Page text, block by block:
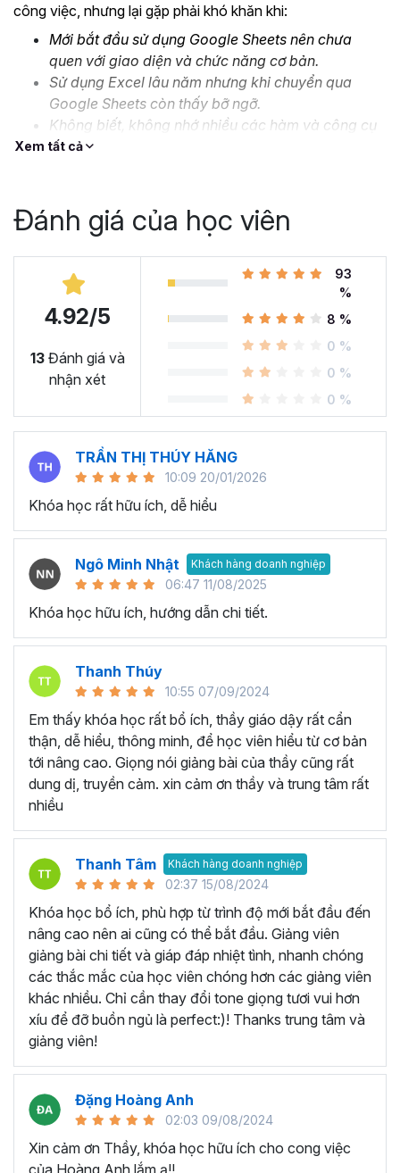
công việc, nhưng lại gặp phải khó khăn khi:
Mới bắt đầu sử dụng Google Sheets nên chưa
quen với giao diện và chức năng cơ bản.
Sử dụng Excel lâu năm nhưng khi chuyển qua
Google Sheets còn thấy bỡ ngỡ.
Không biết, không nhớ nhiều các hàm và công cụ
nâng cao.
….
Đó là lý do mà Gitiho cho ra mắt khóa họcGoogle Sheet
từ Cơ bản đến Nâng cao, công cụ thay thế Excel
bạn bắt đầu làm quen và ứng dụng thành thạo công cụ
này vào công việc. Cùng xem nhé!
Tại sao bạn nên học Google
Sheet?
rất nhiều. Thay vì gần như chỉ sử dụng
chuyển dịch nhiều sang các công cụ online và có khả
trình bảng tính trực tuyến phổ biến nhất cung cấp các giải
pháp mà nhiều công ty sử dụng được phát hành bởi
Google.
Tại sao tham gia khóa học
Google Sheet của Gitiho?
Khóa học Google Sheets thực hành cầm tay chỉ việc từ
cơ bản đến nâng cao giúp bạn tiếp thu và ứng dụng kiến
nhanh chóng và tiện lợi nhất bởi giảng viên dày dặn kinh
nghiệm.
Khóa Google Sheets bao gồm5 Chương, 45 bài giảng,
8h 48m giờ
đi từ phần kiến thức căn bản, các thao tác cơ
dụng kết hợp các hàm đểphân tích dữ liệuvà lập bản báo
cáo trên Google trang tính.
Bạn sẽ nắm vững các công thức mới và tìm hiểu chức
năng mới để có thể tìm ra những cách tốt hơn để thiết lập
bảng tính hiện có của mình. Khóa học Google Sheets
online này có rất nhiều ví dụ thực tế trong công việc, giúp
bạn hình thành tư duy xử lý vấn đề với Google Sheet.
Khóa học Google Sheet này
dành cho ai?
trong công việc, thì khóa học này hoàn toàn phù hợp với
bạn. Đặc biệt là với:
Người mới bắt đầu sử dụng Google Sheet, hoặc sử
Xem tất cả
Đánh giá của học viên
4.92/5
13Đánh giá và
nhận xét
93
%
8 %
0 %
0 %
0 %
TRẦN THỊ THÚY HĂNG
10:09 20/01/2026
Khóa học rất hữu ích, dễ hiểu
Ngô Minh Nhật Khách hàng doanh nghiệp
06:47 11/08/2025
Khóa học hữu ích, hướng dẫn chi tiết.
Thanh Thúy
10:55 07/09/2024
Em thấy khóa học rất bổ ích, thầy giáo dậy rất cẩn
thận, dễ hiểu, thông minh, để học viên hiểu từ cơ bản
tới nâng cao. Giọng nói giảng bài của thầy cũng rất
dung dị, truyền cảm. xin cảm ơn thầy và trung tâm rất
nhiều
Thanh Tâm Khách hàng doanh nghiệp
02:37 15/08/2024
Khóa học bổ ích, phù hợp từ trình độ mới bắt đầu đến
nâng cao nên ai cũng có thể bắt đầu. Giảng viên
giảng bài chi tiết và giáp đáp nhiệt tình, nhanh chóng
các thắc mắc của học viên chóng hơn các giảng viên
khác nhiều. Chỉ cần thay đổi tone giọng tươi vui hơn
xíu để đỡ buồn ngủ là perfect:)! Thanks trung tâm và
giảng viên!
Đặng Hoàng Anh
02:03 09/08/2024
Xin cảm ơn Thầy, khóa học hữu ích cho cong việc